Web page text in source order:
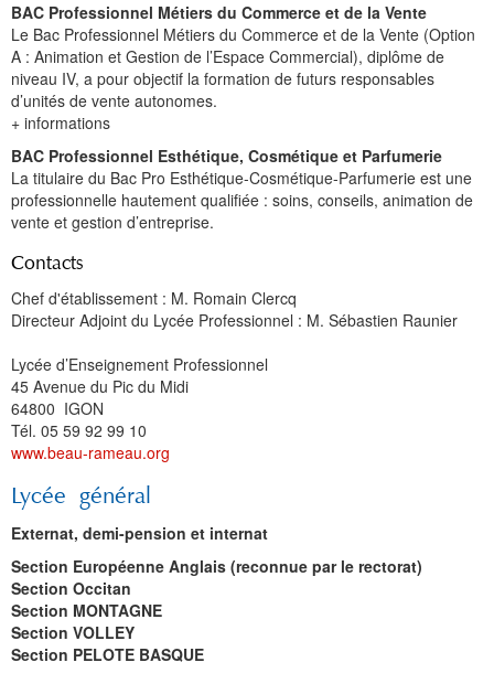
BAC Professionnel Métiers du Commerce et de la Vente
Le Bac Professionnel Métiers du Commerce et de la Vente (Option
A : Animation et Gestion de l’Espace Commercial), diplôme de
niveau IV, a pour objectif la formation de futurs responsables
d’unités de vente autonomes.
+ informations
BAC Professionnel Esthétique, Cosmétique et Parfumerie
La titulaire du Bac Pro Esthétique-Cosmétique-Parfumerie est une
professionnelle hautement qualifiée : soins, conseils, animation de
vente et gestion d’entreprise.
Contacts
Chef d'établissement : M. Romain Clercq
Directeur Adjoint du Lycée Professionnel : M. Sébastien Raunier
Lycée d’Enseignement Professionnel
45 Avenue du Pic du Midi
64800 IGON
Tél. 05 59 92 99 10
www.beau-rameau.org
Lycée général
Externat, demi-pension et internat
Section Européenne Anglais (reconnue par le rectorat)
Section Occitan
Section MONTAGNE
Section VOLLEY
Section PELOTE BASQUE